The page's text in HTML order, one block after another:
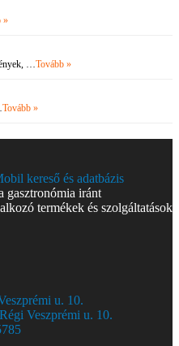
»
…Tovább »
Tovább »
kereső és adatbázis
gasztronómia iránt
termékek és szolgáltatások
u. 10.
Veszprémi u. 10.